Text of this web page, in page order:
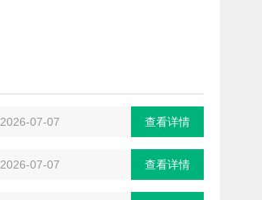
2026-07-07 查看详情
2026-07-07 查看详情